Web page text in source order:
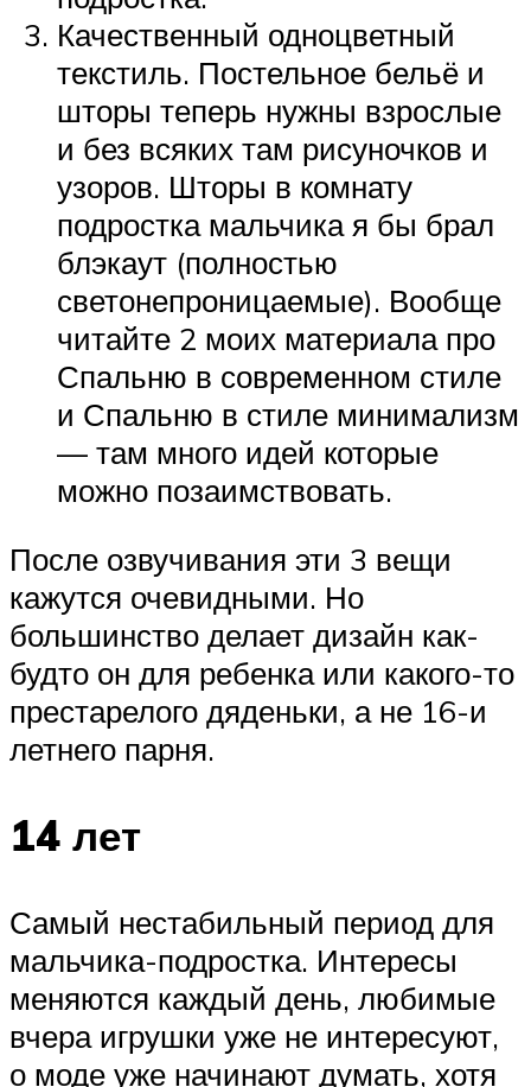
Качественный одноцветный
текстиль. Постельное бельё и
шторы теперь нужны взрослые
и без всяких там рисуночков и
узоров. Шторы в комнату
подростка мальчика я бы брал
блэкаут (полностью
светонепроницаемые). Вообще
читайте 2 моих материала про
Спальню в современном стиле
и Спальню в стиле минимализм
— там много идей которые
можно позаимствовать.
После озвучивания эти 3 вещи
кажутся очевидными. Но
большинство делает дизайн как-
будто он для ребенка или какого-то
престарелого дяденьки, а не 16-и
летнего парня.
14 лет
Самый нестабильный период для
мальчика-подростка. Интересы
меняются каждый день, любимые
вчера игрушки уже не интересуют,
о моде уже начинают думать, хотя